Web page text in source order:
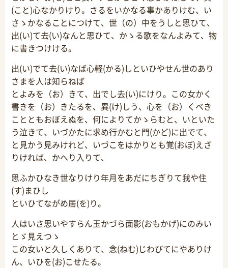
(こと)心なかりけり。さるをいかなる事かありけむ、い
さゝかなることにつけて、世（の）中をうしと思ひて、
出(い)て去(い)なんと思ひて、かゝる歌をなんよみて、物
に書きつけける。
出(い)でて去(い)なば心軽(かる)しといひやせん世のあり
さまを人は知らねば
とよみを（お）きて、出でし去(い)にけり。この女かく
書きを（お）きたるを、異(け)しう、心を（お）くべき
ことともおぼえぬを、何によりてかゝらむと、いといた
う泣きて、いづかたに求め行かむと門(かど)に出でて、
と見かう見みけれど、いづこをはかりとも覚(おぼ)えざ
りければ、かへり入りて、
思ふかひなき世なりけり年月をあだにちぎりて我や住
(す)まひし
といひてながめ居(を)り。
人はいさ思いやすらん玉かづら面影(おもかげ)にのみい
とゞ見えつゝ
この女いと久しくありて、念(ねむ)じわびてにやありけ
ん、いひを(お)こせたる。